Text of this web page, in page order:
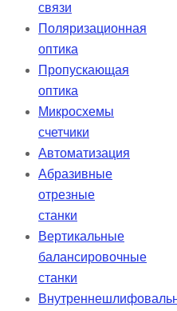
связи
Поляризационная
оптика
Пропускающая
оптика
Микросхемы
счетчики
Автоматизация
Абразивные
отрезные
станки
Вертикальные
балансировочные
станки